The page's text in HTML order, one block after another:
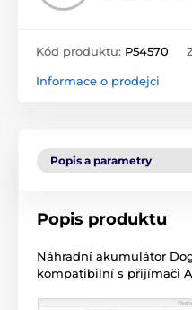
Kód produktu: P54570
Informace o prodejci
Popis a parametry
Popis produktu
Náhradní akumulátor
kompatibilní s přijímači